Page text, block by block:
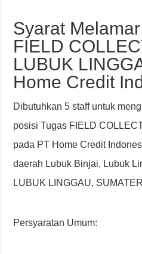
Syarat
FIELD
LUBUK
Home Credit
Dibutuhkan 5 staff untuk
posisi Tugas FIELD
pada PT Home Credit
daerah Lubuk Binjai, Lubuk
LUBUK LINGGAU,
Persyaratan Umum: